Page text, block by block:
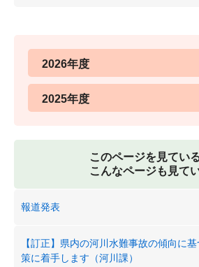
2026年度
2025年度
このページを見てい
こんなページも見て
報道発表
【訂正】県内の河川水難事故の傾向に
策に着手します（河川課）